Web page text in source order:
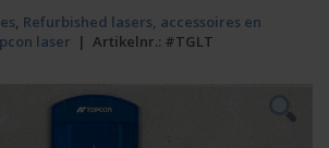
, Refurbished lasers, accessoires en
laser | Artikelnr.: #TGLT